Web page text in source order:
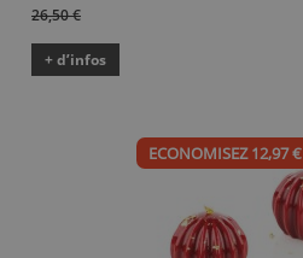
26,50 €
+ d’infos
ECONOMISEZ 12,97 €